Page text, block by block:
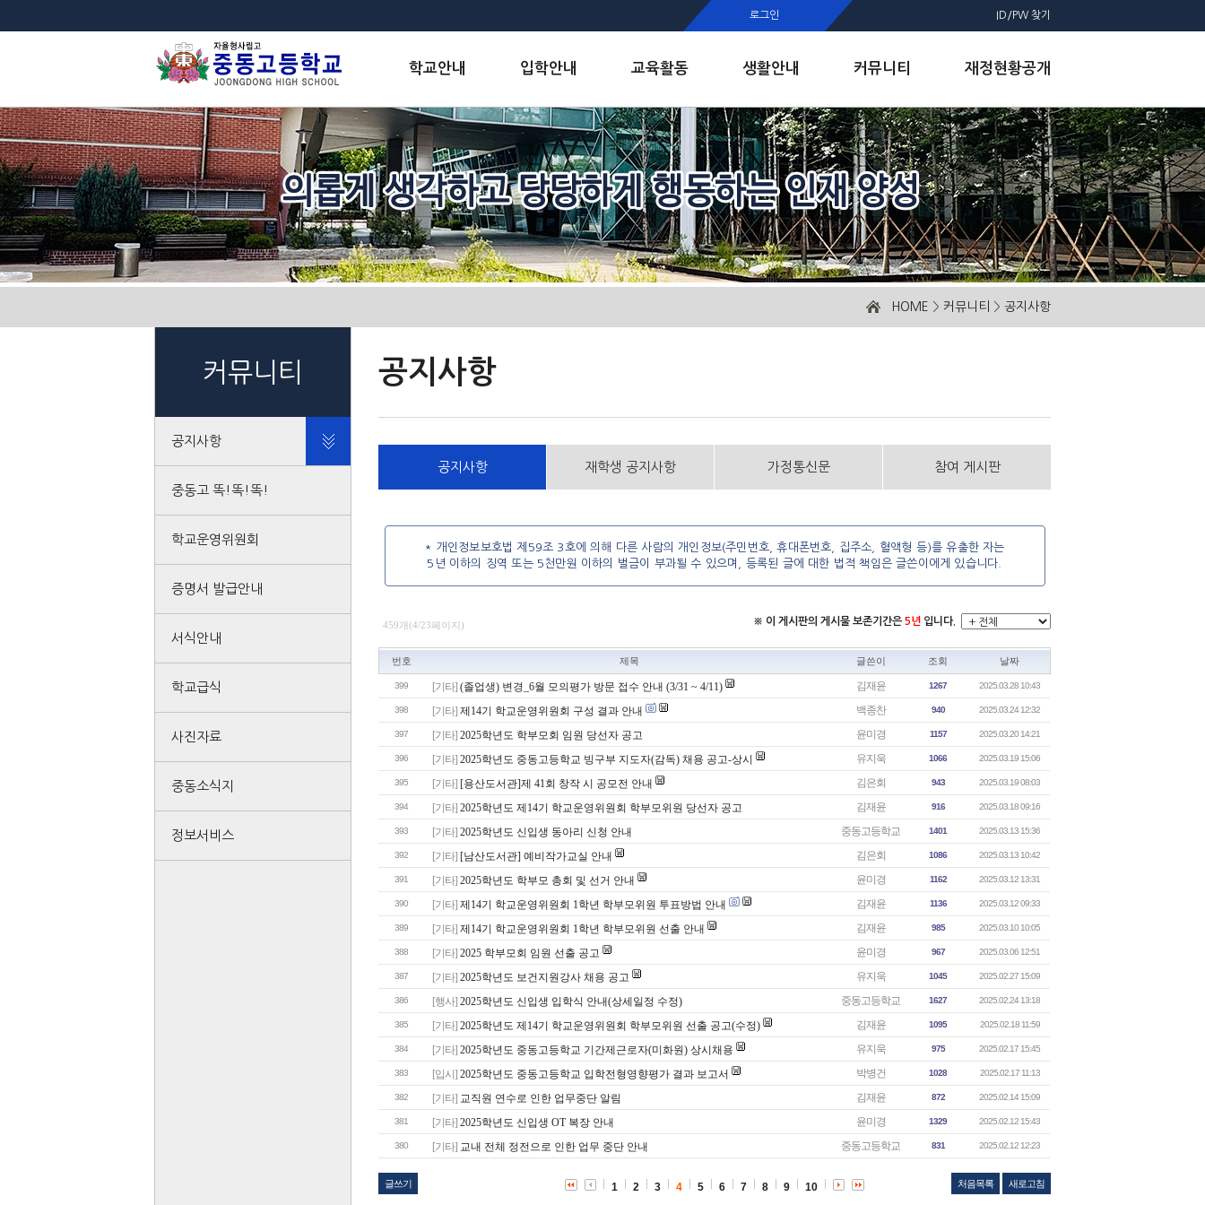
로그인 ID/PW 찾기
학교안내 입학안내 교육활동 생활안내 커뮤니티 재정현황공개
HOME > 커뮤니티 > 공지사항
커뮤니티
공지사항
중동고 똑!똑!똑!
학교운영위원회
증명서 발급안내
서식안내
학교급식
사진자료
중동소식지
정보서비스
공지사항
공지사항 재학생 공지사항 가정통신문 참여 게시판
* 개인정보보호법 제59조 3호에 의해 다른 사람의 개인정보(주민번호, 휴대폰번호, 집주소, 혈액형 등)를 유출한 자는
5년 이하의 징역 또는 5천만원 이하의 벌금이 부과될 수 있으며, 등록된 글에 대한 법적 책임은 글쓴이에게 있습니다.
459개(4/23페이지) ※ 이 게시판의 게시물 보존기간은 5년 입니다.
번호 제목 글쓴이 조회 날짜
399 [기타] (졸업생) 변경_6월 모의평가 방문 접수 안내 (3/31 ~ 4/11) 김재윤 1267 2025.03.28 10:43
398 [기타] 제14기 학교운영위원회 구성 결과 안내 백종찬 940 2025.03.24 12:32
397 [기타] 2025학년도 학부모회 임원 당선자 공고 윤미경 1157 2025.03.20 14:21
396 [기타] 2025학년도 중동고등학교 빙구부 지도자(감독) 채용 공고-상시 유지욱 1066 2025.03.19 15:06
395 [기타] [용산도서관]제 41회 창작 시 공모전 안내 김은회 943 2025.03.19 08:03
394 [기타] 2025학년도 제14기 학교운영위원회 학부모위원 당선자 공고 김재윤 916 2025.03.18 09:16
393 [기타] 2025학년도 신입생 동아리 신청 안내 중동고등학교 1401 2025.03.13 15:36
392 [기타] [남산도서관] 예비작가교실 안내 김은회 1086 2025.03.13 10:42
391 [기타] 2025학년도 학부모 총회 및 선거 안내 윤미경 1162 2025.03.12 13:31
390 [기타] 제14기 학교운영위원회 1학년 학부모위원 투표방법 안내 김재윤 1136 2025.03.12 09:33
389 [기타] 제14기 학교운영위원회 1학년 학부모위원 선출 안내 김재윤 985 2025.03.10 10:05
388 [기타] 2025 학부모회 임원 선출 공고 윤미경 967 2025.03.06 12:51
387 [기타] 2025학년도 보건지원강사 채용 공고 유지욱 1045 2025.02.27 15:09
386 [행사] 2025학년도 신입생 입학식 안내(상세일정 수정) 중동고등학교 1627 2025.02.24 13:18
385 [기타] 2025학년도 제14기 학교운영위원회 학부모위원 선출 공고(수정) 김재윤 1095 2025.02.18 11:59
384 [기타] 2025학년도 중동고등학교 기간제근로자(미화원) 상시채용 유지욱 975 2025.02.17 15:45
383 [입시] 2025학년도 중동고등학교 입학전형영향평가 결과 보고서 박병건 1028 2025.02.17 11:13
382 [기타] 교직원 연수로 인한 업무중단 알림 김재윤 872 2025.02.14 15:09
381 [기타] 2025학년도 신입생 OT 복장 안내 윤미경 1329 2025.02.12 15:43
380 [기타] 교내 전체 정전으로 인한 업무 중단 안내 중동고등학교 831 2025.02.12 12:23
글쓰기 처음목록 새로고침
1 2 3 4 5 6 7 8 9 10